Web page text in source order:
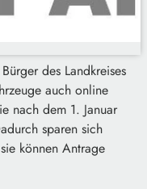
des Landkreises
auch online
nach dem 1. Januar
sparen sich
können Antrage